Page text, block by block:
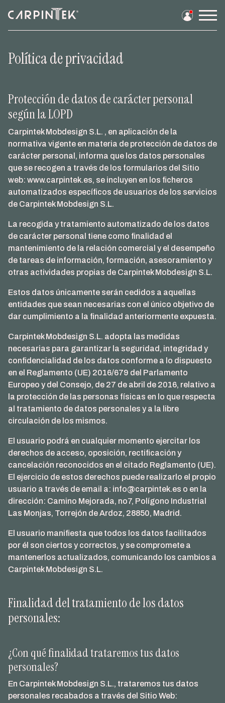
Saltar
Política de privacidad
Protección de datos de carácter personal
según la LOPD
Carpintek Mobdesign S.L. , en aplicación de la
normativa vigente en materia de protección de datos de
carácter personal, informa que los datos personales
que se recogen a través de los formularios del Sitio
web: www.carpintek.es, se incluyen en los ficheros
automatizados específicos de usuarios de los servicios
de Carpintek Mobdesign S.L.
La recogida y tratamiento automatizado de los datos
de carácter personal tiene como finalidad el
mantenimiento de la relación comercial y el desempeño
de tareas de información, formación, asesoramiento y
otras actividades propias de Carpintek Mobdesign S.L.
Estos datos únicamente serán cedidos a aquellas
entidades que sean necesarias con el único objetivo de
dar cumplimiento a la finalidad anteriormente expuesta.
Carpintek Mobdesign S.L. adopta las medidas
necesarias para garantizar la seguridad, integridad y
confidencialidad de los datos conforme a lo dispuesto
en el Reglamento (UE) 2016/679 del Parlamento
Europeo y del Consejo, de 27 de abril de 2016, relativo a
la protección de las personas físicas en lo que respecta
al tratamiento de datos personales y a la libre
circulación de los mismos.
El usuario podrá en cualquier momento ejercitar los
derechos de acceso, oposición, rectificación y
cancelación reconocidos en el citado Reglamento (UE).
El ejercicio de estos derechos puede realizarlo el propio
usuario a través de email a: info@carpintek.es o en la
dirección: Camino Mejorada, no7, Polígono Industrial
Las Monjas, Torrejón de Ardoz, 28850, Madrid.
El usuario manifiesta que todos los datos facilitados
por él son ciertos y correctos, y se compromete a
mantenerlos actualizados, comunicando los cambios a
Carpintek Mobdesign S.L.
Finalidad del tratamiento de los datos
personales:
¿Con qué finalidad trataremos tus datos
personales?
En Carpintek Mobdesign S.L., trataremos tus datos
personales recabados a través del Sitio Web: